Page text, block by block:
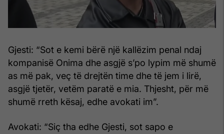
Gjesti: “Sot e kemi bërë një kallëzim penal ndaj
kompanisë Onima dhe asgjë s’po lypim më shumë
as më pak, veç të drejtën time dhe të jem i lirë,
asgjë tjetër, vetëm paratë e mia. Thjesht, për më
shumë rreth kësaj, edhe avokati im”.
Avokati: “Siç tha edhe Gjesti, sot sapo e